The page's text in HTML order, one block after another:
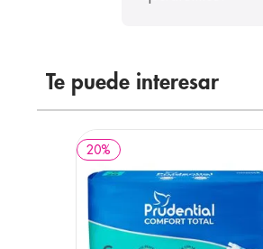
Te puede interesar
20%